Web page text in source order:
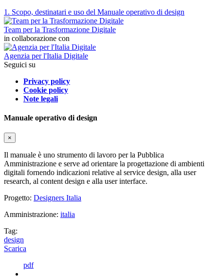
1. Scopo, destinatari e uso del Manuale operativo di design
Team per la Trasformazione Digitale
in collaborazione con
Agenzia per l'Italia Digitale
Seguici su
Privacy policy
Cookie policy
Note legali
Manuale operativo di design
×
Il manuale è uno strumento di lavoro per la Pubblica
Amministrazione e serve ad orientare la progettazione di ambienti
digitali fornendo indicazioni relative al service design, alla user
research, al content design e alla user interface.
Progetto: Designers Italia
Amministrazione: italia
Tag:
design
Scarica
pdf